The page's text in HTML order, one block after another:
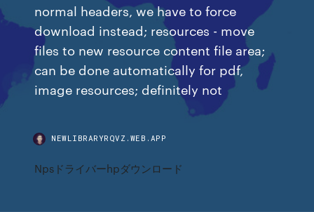
normal headers, we have to force
download instead; resources - move
files to new resource content file area;
can be done automatically for pdf,
image resources; definitely not
NEWLIBRARYRQVZ.WEB.APP
Npsドライバーhpダウンロード